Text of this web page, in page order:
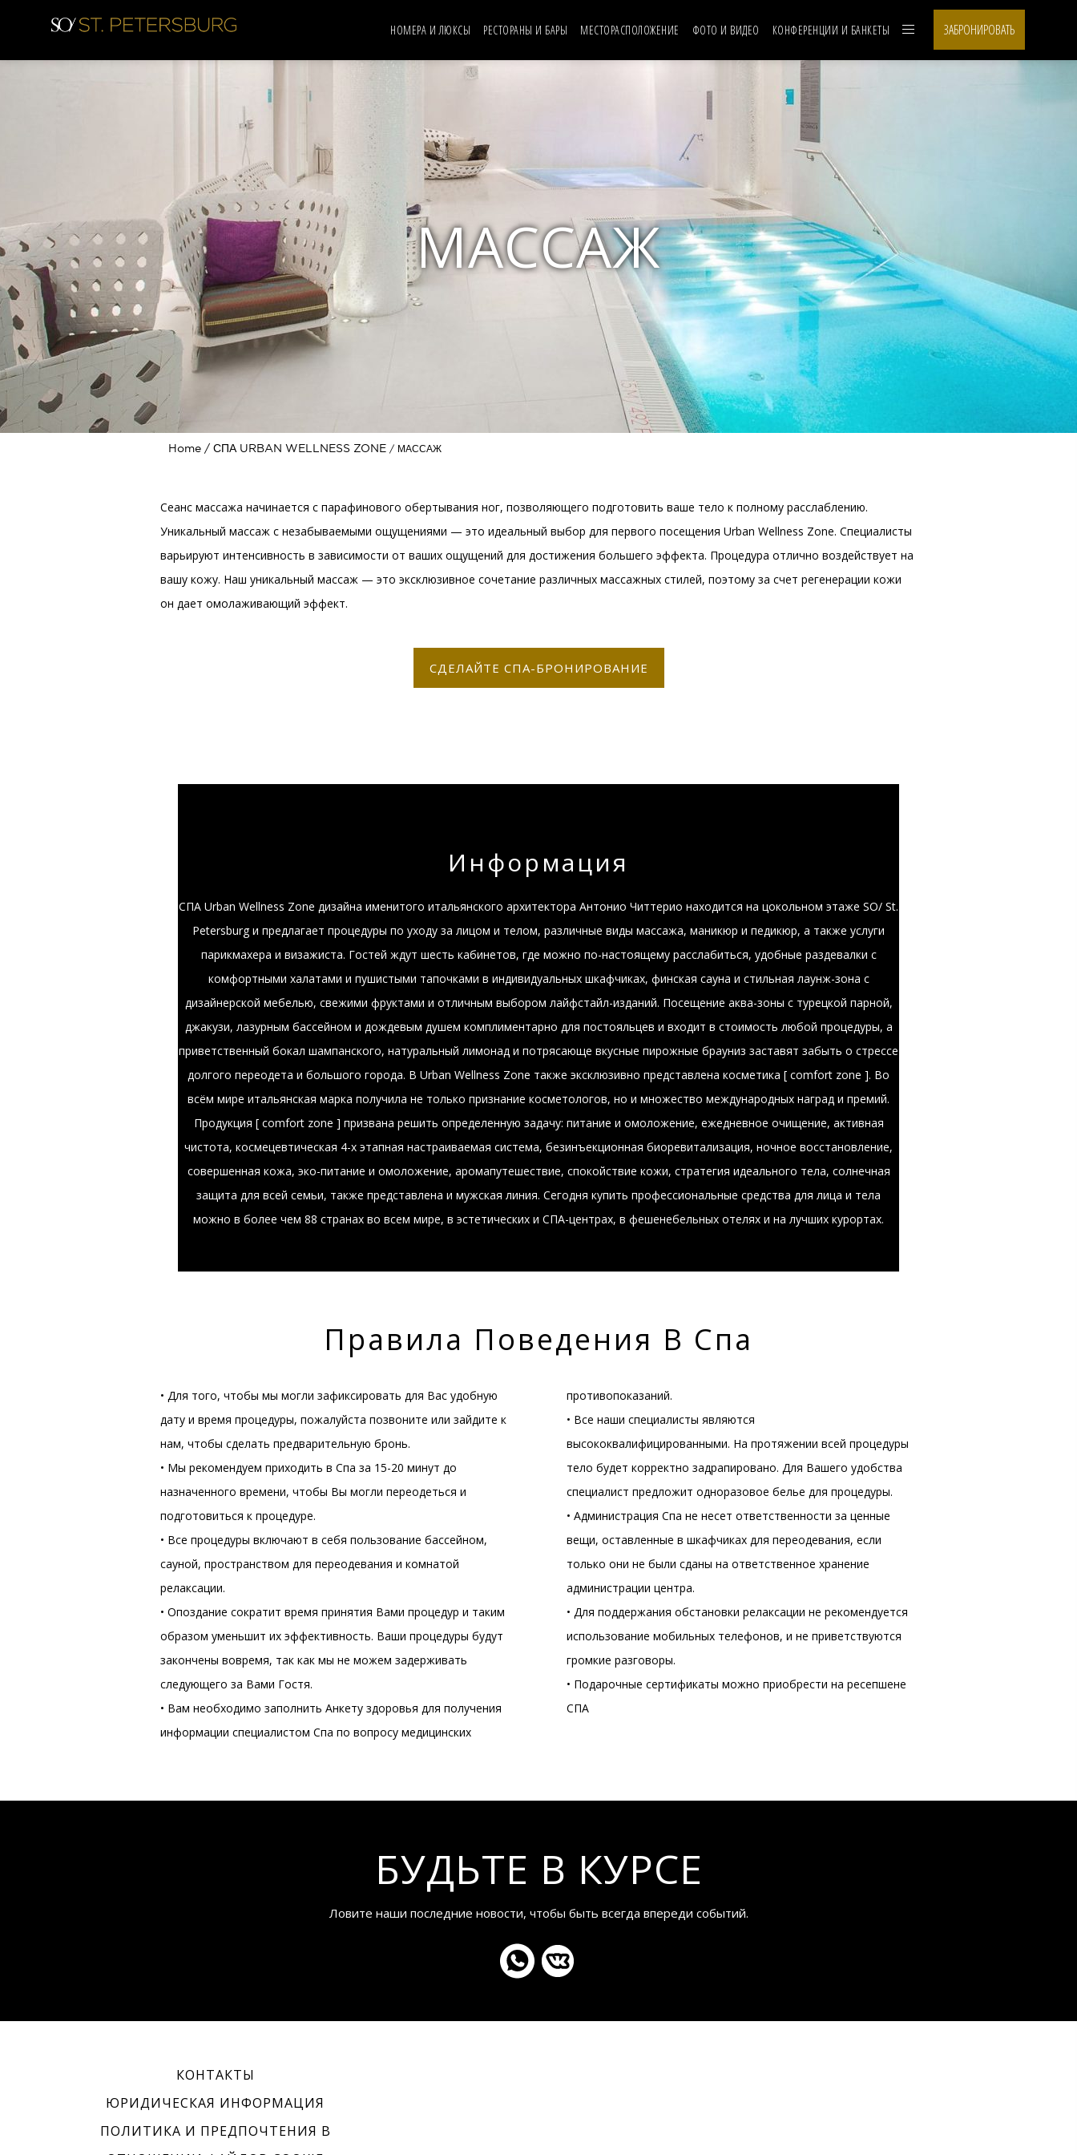
ЗАБРОНИРОВАТЬ
НОМЕРА И ЛЮКСЫ РЕСТОРАНЫ И БАРЫ MЕСТОРАСПОЛОЖЕНИЕ ФОТО И ВИДЕО КОНФЕРЕНЦИИ И БАНКЕТЫ
МАССАЖ
Home СПА URBAN WELLNESS ZONE МАССАЖ
Сеанс массажа начинается с парафинового обертывания ног, позволяющего подготовить ваше тело к полному расслаблению.
Уникальный массаж с незабываемыми ощущениями — это идеальный выбор для первого посещения Urban Wellness Zone. Специалисты
варьируют интенсивность в зависимости от ваших ощущений для достижения большего эффекта. Процедура отлично воздействует на
вашу кожу. Наш уникальный массаж — это эксклюзивное сочетание различных массажных стилей, поэтому за счет регенерации кожи
он дает омолаживающий эффект.
СДЕЛАЙТЕ СПА-БРОНИРОВАНИЕ
Информация
СПА Urban Wellness Zone дизайна именитого итальянского архитектора Антонио Читтерио находится на цокольном этаже SO/ St.
Petersburg и предлагает процедуры по уходу за лицом и телом, различные виды массажа, маникюр и педикюр, а также услуги
парикмахера и визажиста. Гостей ждут шесть кабинетов, где можно по-настоящему расслабиться, удобные раздевалки с
комфортными халатами и пушистыми тапочками в индивидуальных шкафчиках, финская сауна и стильная лаунж-зона с
дизайнерской мебелью, свежими фруктами и отличным выбором лайфстайл-изданий. Посещение аква-зоны с турецкой парной,
джакузи, лазурным бассейном и дождевым душем комплиментарно для постояльцев и входит в стоимость любой процедуры, а
приветственный бокал шампанского, натуральный лимонад и потрясающе вкусные пирожные брауниз заставят забыть о стрессе
долгого переодета и большого города. В Urban Wellness Zone также эксклюзивно представлена косметика [ comfort zone ]. Во
всём мире итальянская марка получила не только признание косметологов, но и множество международных наград и премий.
Продукция [ comfort zone ] призвана решить определенную задачу: питание и омоложение, ежедневное очищение, активная
чистота, космецевтическая 4-х этапная настраиваемая система, безинъекционная биоревитализация, ночное восстановление,
совершенная кожа, эко-питание и омоложение, аромапутешествие, спокойствие кожи, стратегия идеального тела, солнечная
защита для всей семьи, также представлена и мужская линия. Сегодня купить профессиональные средства для лица и тела
можно в более чем 88 странах во всем мире, в эстетических и СПА-центрах, в фешенебельных отелях и на лучших курортах.
Правила Поведения В Спа
• Для того, чтобы мы могли зафиксировать для Вас удобную
дату и время процедуры, пожалуйста позвоните или зайдите к
нам, чтобы сделать предварительную бронь.
• Мы рекомендуем приходить в Спа за 15-20 минут до
назначенного времени, чтобы Вы могли переодеться и
подготовиться к процедуре.
• Все процедуры включают в себя пользование бассейном,
сауной, пространством для переодевания и комнатой
релаксации.
• Опоздание сократит время принятия Вами процедур и таким
образом уменьшит их эффективность. Ваши процедуры будут
закончены вовремя, так как мы не можем задерживать
следующего за Вами Гостя.
• Вам необходимо заполнить Анкету здоровья для получения
информации специалистом Спа по вопросу медицинских
противопоказаний.
• Все наши специалисты являются
высококвалифицированными. На протяжении всей процедуры
тело будет корректно задрапировано. Для Вашего удобства
специалист предложит одноразовое белье для процедуры.
• Администрация Спа не несет ответственности за ценные
вещи, оставленные в шкафчиках для переодевания, если
только они не были сданы на ответственное хранение
администрации центра.
• Для поддержания обстановки релаксации не рекомендуется
использование мобильных телефонов, и не приветствуются
громкие разговоры.
• Подарочные сертификаты можно приобрести на ресепшене
СПА
БУДЬТЕ В КУРСЕ
Ловите наши последние новости, чтобы быть всегда впереди событий.
КОНТАКТЫ
ЮРИДИЧЕСКАЯ ИНФОРМАЦИЯ
ПОЛИТИКА И ПРЕДПОЧТЕНИЯ В